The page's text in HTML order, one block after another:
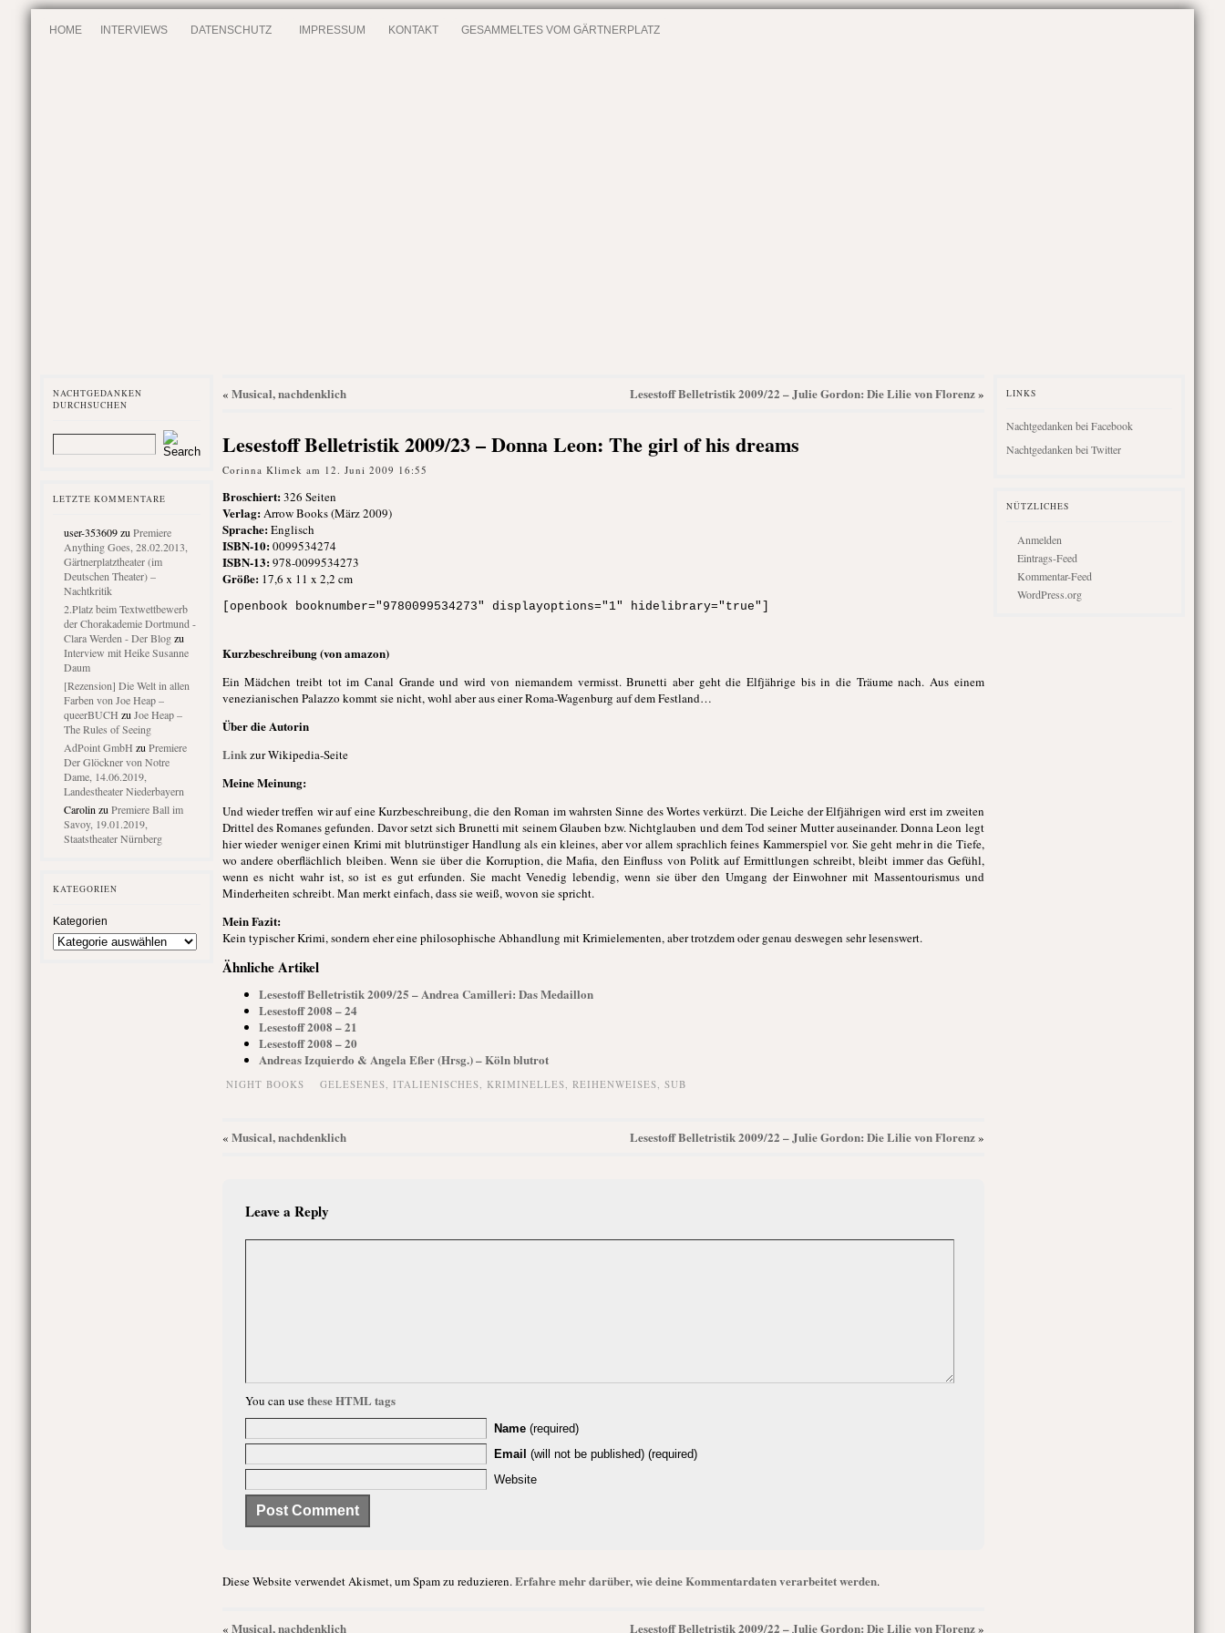
HOME INTERVIEWS DATENSCHUTZ IMPRESSUM KONTAKT GESAMMELTES VOM GÄRTNERPLATZ
NACHTGEDANKEN
DURCHSUCHEN
LETZTE KOMMENTARE
user-353609zu Premiere
Anything Goes, 28.02.2013,
Gärtnerplatztheater (im
Deutschen Theater) –
Nachtkritik
2.Platz beim Textwettbewerb
der Chorakademie Dortmund -
Clara Werden - Der Blogzu
Interview mit Heike Susanne
Daum
[Rezension] Die Welt in allen
Farben von Joe Heap –
queerBUCH zu Joe Heap –
The Rules of Seeing
AdPoint GmbH zu Premiere
Der Glöckner von Notre
Dame, 14.06.2019,
Landestheater Niederbayern
Carolin zu Premiere Ball im
Savoy, 19.01.2019,
Staatstheater Nürnberg
KATEGORIEN
Kategorien
« Musical, nachdenklich Lesestoff Belletristik 2009/22 – Julie Gordon: Die Lilie von Florenz»
Lesestoff Belletristik 2009/23 – Donna Leon: The girl of his dreams
Corinna Klimek am 12. Juni 2009 16:55
Broschiert:326 Seiten
Verlag:Arrow Books (März 2009)
Sprache:Englisch
ISBN-10:0099534274
ISBN-13:978-0099534273
Größe:17,6 x 11 x 2,2 cm
[openbook booknumber="9780099534273" displayoptions="1" hidelibrary="true"]
Kurzbeschreibung (von amazon)
Ein Mädchen treibt tot im Canal Grande und wird von niemandem vermisst. Brunetti aber geht die Elfjährige bis in die Träume nach. Aus einem
venezianischen Palazzo kommt sie nicht, wohl aber aus einer Roma-Wagenburg auf dem Festland…
Über die Autorin
Linkzur Wikipedia-Seite
Meine Meinung:
Und wieder treffen wir auf eine Kurzbeschreibung, die den Roman im wahrsten Sinne des Wortes verkürzt. Die Leiche der Elfjährigen wird erst im zweiten
Drittel des Romanes gefunden. Davor setzt sich Brunetti mit seinem Glauben bzw. Nichtglauben und dem Tod seiner Mutter auseinander. Donna Leon legt
hier wieder weniger einen Krimi mit blutrünstiger Handlung als ein kleines, aber vor allem sprachlich feines Kammerspiel vor. Sie geht mehr in die Tiefe,
wo andere oberflächlich bleiben. Wenn sie über die Korruption, die Mafia, den Einfluss von Politk auf Ermittlungen schreibt, bleibt immer das Gefühl,
wenn es nicht wahr ist, so ist es gut erfunden. Sie macht Venedig lebendig, wenn sie über den Umgang der Einwohner mit Massentourismus und
Minderheiten schreibt. Man merkt einfach, dass sie weiß, wovon sie spricht.
Mein Fazit:
Kein typischer Krimi, sondern eher eine philosophische Abhandlung mit Krimielementen, aber trotzdem oder genau deswegen sehr lesenswert.
Ähnliche Artikel
Lesestoff Belletristik 2009/25 – Andrea Camilleri: Das Medaillon
Lesestoff 2008 – 24
Lesestoff 2008 – 21
Lesestoff 2008 – 20
Andreas Izquierdo & Angela Eßer (Hrsg.) – Köln blutrot
NIGHT BOOKS GELESENES ITALIENISCHES KRIMINELLES REIHENWEISES SUB
« Musical, nachdenklich Lesestoff Belletristik 2009/22 – Julie Gordon: Die Lilie von Florenz»
Leave a Reply
You can usethese HTML tags
Name (required)
Email (will not be published) (required)
Website
Diese Website verwendet Akismet, um Spam zu reduzieren. Erfahre mehr darüber, wie deine Kommentardaten verarbeitet werden.
« Musical, nachdenklich Lesestoff Belletristik 2009/22 – Julie Gordon: Die Lilie von Florenz»
LINKS
Nachtgedanken bei Facebook
Nachtgedanken bei Twitter
NÜTZLICHES
Anmelden
Eintrags-Feed
Kommentar-Feed
WordPress.org